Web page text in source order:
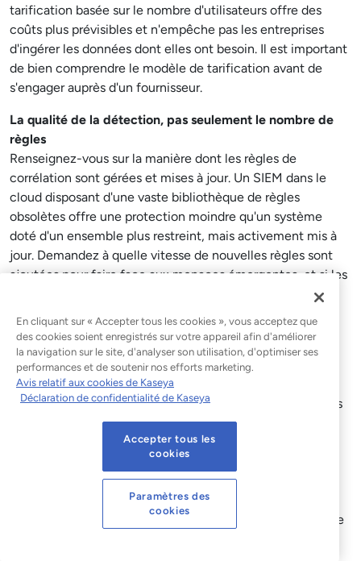
tarification basée sur le nombre d'utilisateurs offre des
coûts plus prévisibles et n'empêche pas les entreprises
d'ingérer les données dont elles ont besoin. Il est important
de bien comprendre le modèle de tarification avant de
s'engager auprès d'un fournisseur.
La qualité de la détection, pas seulement le nombre de
règles
Renseignez-vous sur la manière dont les règles de
corrélation sont gérées et mises à jour. Un SIEM dans le
cloud disposant d'une vaste bibliothèque de règles
obsolètes offre une protection moindre qu'un système
doté d'un ensemble plus restreint, mais activement mis à
jour. Demandez à quelle vitesse de nouvelles règles sont
ajoutées pour faire face aux menaces émergentes, et si les
automatiquement intégrés.
de la durée de conservation des journaux et des
performances de recherche
conservationet assurez-vous que les journaux historiques
restent entièrement consultables. Certains fournisseurs
stockent les journaux à long terme dans des systèmes de
stockage à faible accès, dont l'interrogation peut prendre
des heures, ce qui rend toute enquête judiciaire
pratiquement impossible. Une durée de conservation
permettant la recherche d'au moins 400 jours constitue le
En cliquant sur « Accepter tous les cookies », vous acceptez que
des cookies soient enregistrés sur votre appareil afin d'améliorer
la navigation sur le site, d'analyser son utilisation, d'optimiser ses
performances et de soutenir nos efforts marketing.
Avis relatif aux cookies de Kaseya
Déclaration de confidentialité de Kaseya
Accepter tous les
cookies
Paramètres des
cookies